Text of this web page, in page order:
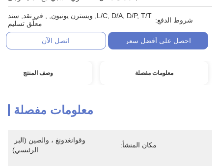
شروط الدفع:
L/C, D/A, D/P, T/T, ويسترن يونيون, , في نقد, سند
معلّق تسليم
احصل على أفضل سعر اتصل الآن
معلومات مفصلة وصف المنتج
معلومات مفصلة
مكان المنشأ:
الرئيسي)